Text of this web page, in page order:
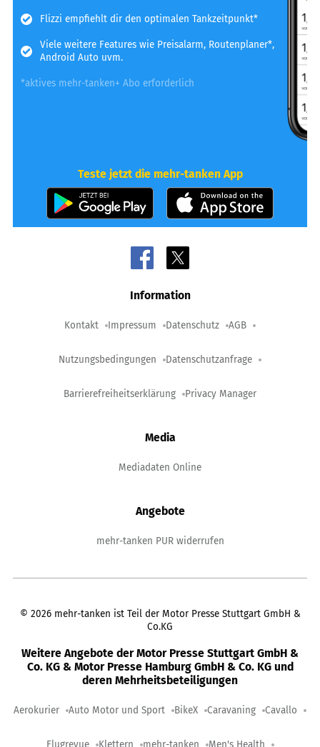
Flizzi empfiehlt dir den optimalen Tankzeitpunkt*
Viele weitere Features wie Preisalarm, Routenplaner*,
Android Auto uvm.
*aktives mehr-tanken+ Abo erforderlich
Teste jetzt die mehr-tanken App
Information
Kontakt Impressum Datenschutz AGB
Nutzungsbedingungen Datenschutzanfrage
Barrierefreiheitserklärung Privacy Manager
Media
Mediadaten Online
Angebote
mehr-tanken PUR widerrufen
© 2026 mehr-tanken ist Teil der Motor Presse Stuttgart GmbH &
Co.KG
Weitere Angebote der Motor Presse Stuttgart GmbH &
Co. KG & Motor Presse Hamburg GmbH & Co. KG und
deren Mehrheitsbeteiligungen
Aerokurier Auto Motor und Sport BikeX Caravaning Cavallo
Flugrevue Klettern mehr-tanken Men's Health